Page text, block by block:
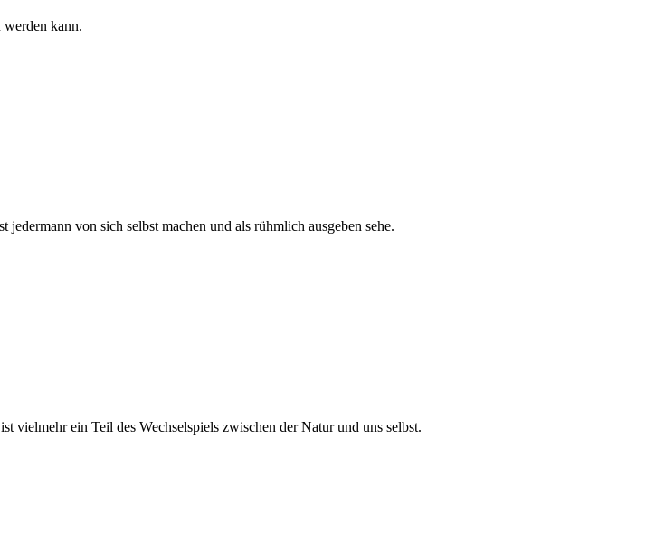
werden kann.
von sich selbst machen und als rühmlich ausgeben sehe.
vielmehr ein Teil des Wechselspiels zwischen der Natur und uns selbst.